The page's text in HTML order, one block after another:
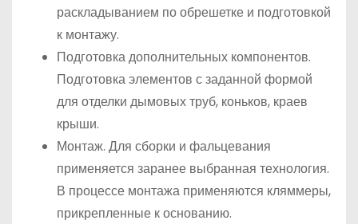
раскладыванием по обрешетке и подготовкой
к монтажу.
Подготовка дополнительных компонентов.
Подготовка элементов с заданной формой
для отделки дымовых труб, коньков, краев
крыши.
Монтаж. Для сборки и фальцевания
применяется заранее выбранная технология.
В процессе монтажа применяются кляммеры,
прикрепленные к основанию.